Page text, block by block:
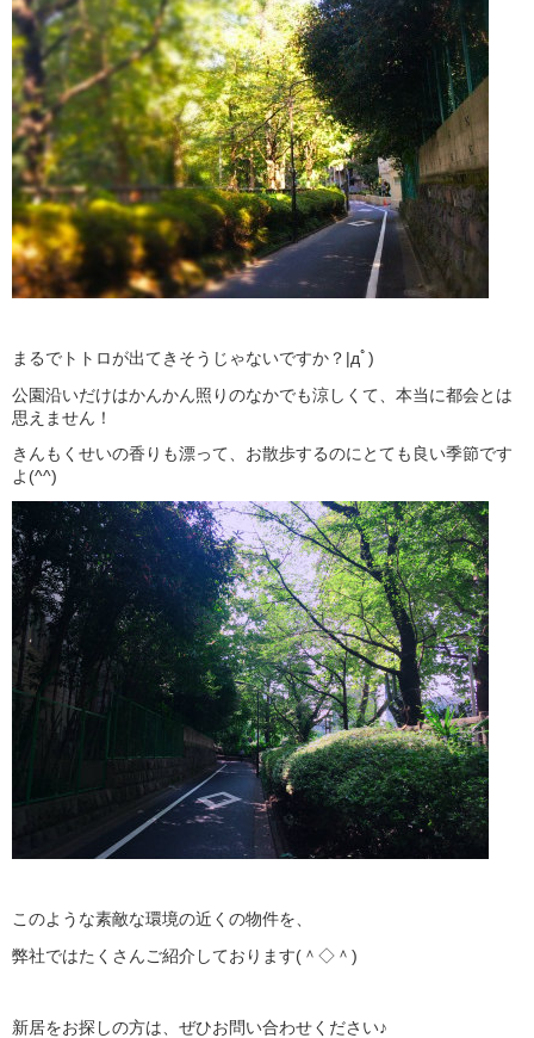
まるでトトロが出てきそうじゃないですか？|дﾟ)
公園沿いだけはかんかん照りのなかでも涼しくて、本当に都会とは
思えません！
きんもくせいの香りも漂って、お散歩するのにとても良い季節です
よ(^^)
このような素敵な環境の近くの物件を、
弊社ではたくさんご紹介しております(＾◇＾)
新居をお探しの方は、ぜひお問い合わせください♪